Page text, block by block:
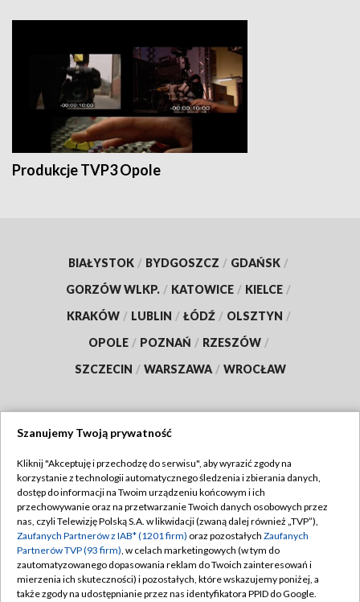
Produkcje TVP3 Opole
BIAŁYSTOK / BYDGOSZCZ / GDAŃSK /
GORZÓW WLKP. / KATOWICE / KIELCE /
KRAKÓW / LUBLIN / ŁÓDŹ / OLSZTYN /
OPOLE / POZNAŃ / RZESZÓW /
SZCZECIN / WARSZAWA / WROCŁAW
TVP
Abonament TVP
Emisja w TVP
Centrum informacji TVP
Naziemna Telewizja Cyfrowa
Regulamin TVP
Polityka prywatności
Moje zgody
Pomoc
Szanujemy Twoją prywatność
Kliknij "Akceptuję i przechodzę do serwisu", aby wyrazić zgody na
korzystanie z technologii automatycznego śledzenia i zbierania danych,
dostęp do informacji na Twoim urządzeniu końcowym i ich
przechowywanie oraz na przetwarzanie Twoich danych osobowych przez
nas, czyli Telewizję Polską S.A. w likwidacji (zwaną dalej również „TVP”),
Zaufanych Partnerów z IAB* (1201 firm) oraz pozostałych Zaufanych
Partnerów TVP (93 firm), w celach marketingowych (w tym do
zautomatyzowanego dopasowania reklam do Twoich zainteresowań i
mierzenia ich skuteczności) i pozostałych, które wskazujemy poniżej, a
także zgody na udostępnianie przez nas identyfikatora PPID do Google.